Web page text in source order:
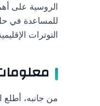
الروسية على
للمساعدة في
التوترات
من جانبه، أطلع